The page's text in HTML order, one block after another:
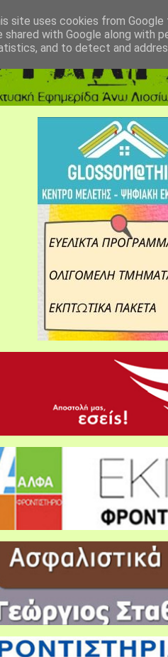
site uses cookies from
shared with Google along with
and to detect and